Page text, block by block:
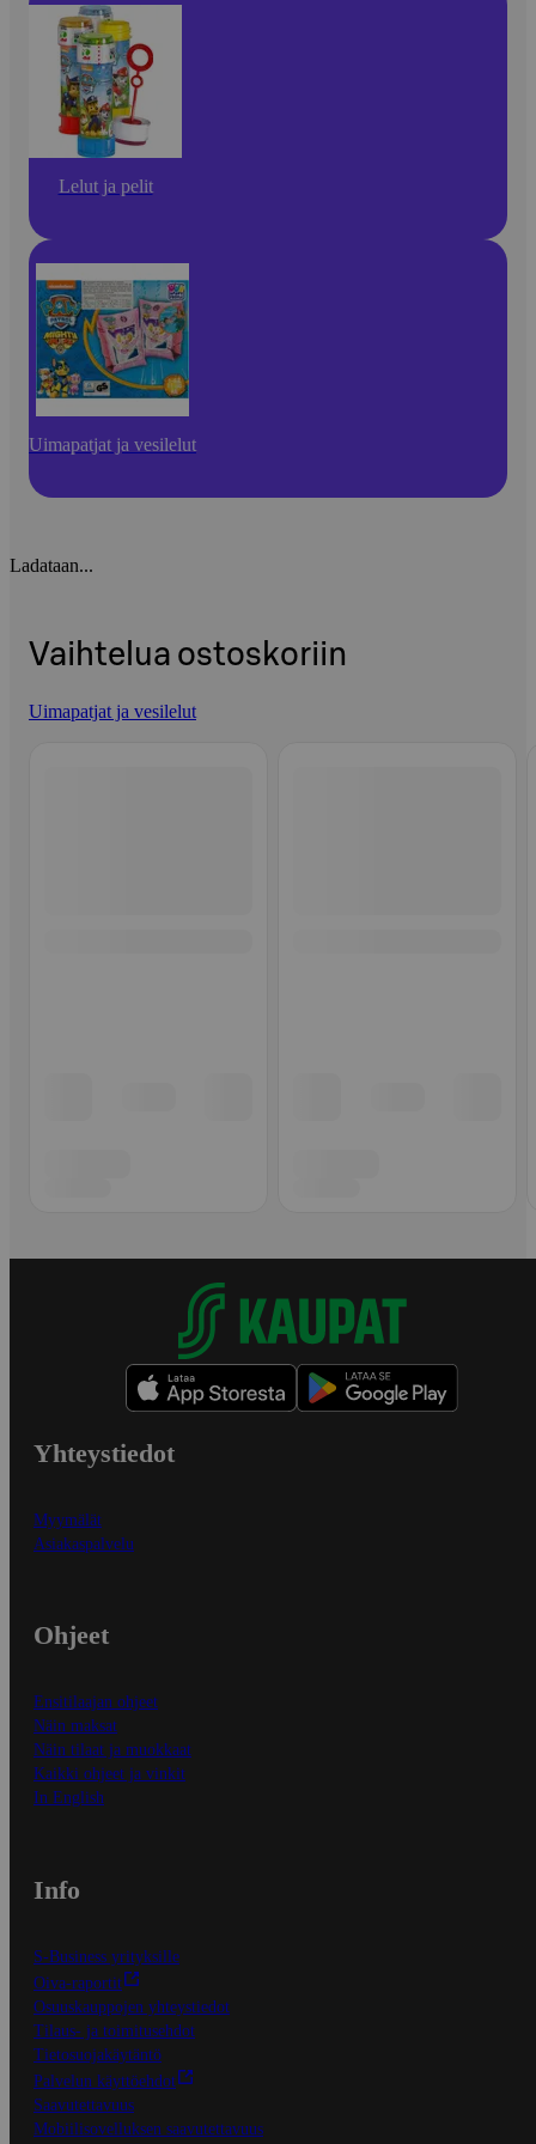
Lelut ja pelit
Uimapatjat ja vesilelut
Ladataan...
Vaihtelua ostoskoriin
Uimapatjat ja vesilelut
Yhteystiedot
Myymälät
Asiakaspalvelu
Ohjeet
Ensitilaajan ohjeet
Näin maksat
Näin tilaat ja muokkaat
Kaikki ohjeet ja vinkit
In English
Info
S-Business yrityksille
Oiva-raportit
Osuuskauppojen yhteystiedot
Tilaus- ja toimitusehdot
Tietosuojakäytäntö
Palvelun käyttöehdot
Saavutettavuus
Mobiilisovelluksen saavutettavuus